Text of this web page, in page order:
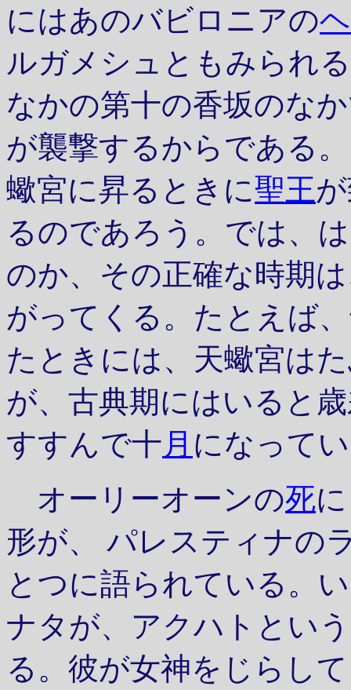
にはあのバビロニアの
ルガメシュともみられ
なかの第十の香坂のな
が襲撃するからである
蠍宮に昇るときに聖王
るのであろう。では、
のか、その正確な時期
がってくる。たとえば
たときには、天蠍宮は
が、古典期にはいると
すすんで十月 になって
オーリーオーンの死
形が、 パレスティナの
とつに語られている。
ナタが、アクハトとい
る。彼が女神をじらし